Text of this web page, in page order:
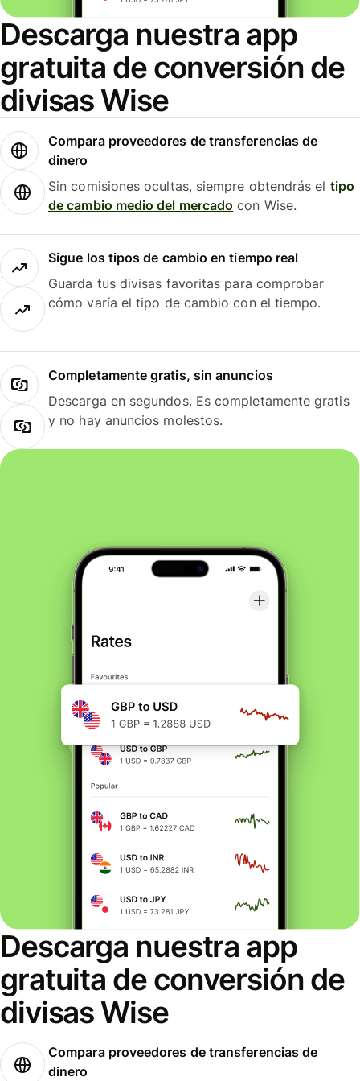
Descarga nuestra app
gratuita de conversión de
divisas Wise
Compara proveedores de transferencias de
dinero
Sin comisiones ocultas, siempre obtendrás el tipo
de cambio medio del mercado con Wise.
Sigue los tipos de cambio en tiempo real
Guarda tus divisas favoritas para comprobar
cómo varía el tipo de cambio con el tiempo.
Completamente gratis, sin anuncios
Descarga en segundos. Es completamente gratis
y no hay anuncios molestos.
Descarga nuestra app
gratuita de conversión de
divisas Wise
Compara proveedores de transferencias de
dinero